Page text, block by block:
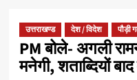
उत्तराखण्ड देश / विदेश पौड़ी
PM बोले- अगली
मनेगी, शताब्दियों